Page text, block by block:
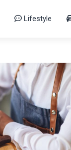
Lifestyle